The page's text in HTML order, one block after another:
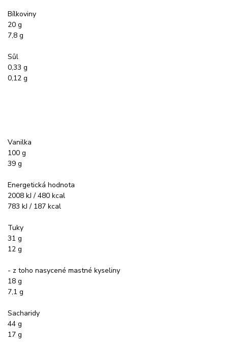
Bílkoviny
20 g
7,8 g
Sůl
0,33 g
0,12 g
Vanilka
100 g
39 g
Energetická hodnota
2008 kJ / 480 kcal
783 kJ / 187 kcal
Tuky
31 g
12 g
- z toho nasycené mastné kyseliny
18 g
7,1 g
Sacharidy
44 g
17 g